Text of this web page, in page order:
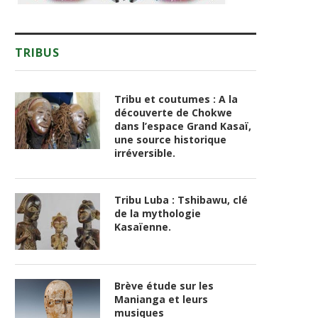
TRIBUS
Tribu et coutumes : A la
découverte de Chokwe
dans l’espace Grand Kasaï,
une source historique
irréversible.
Tribu Luba : Tshibawu, clé
de la mythologie
Kasaïenne.
Brève étude sur les
Manianga et leurs
musiques